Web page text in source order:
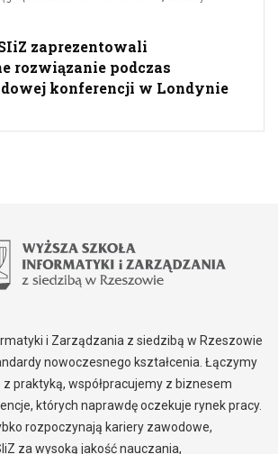
zaprezentowali
rozwiązanie podczas
konferencji w Londynie
i Zarządzania z siedzibą w Rzeszowie
nowoczesnego kształcenia. Łączymy
praktyką, współpracujemy z biznesem
których naprawdę oczekuje rynek pracy.
rozpoczynają kariery zawodowe,
za wysoką jakość nauczania,